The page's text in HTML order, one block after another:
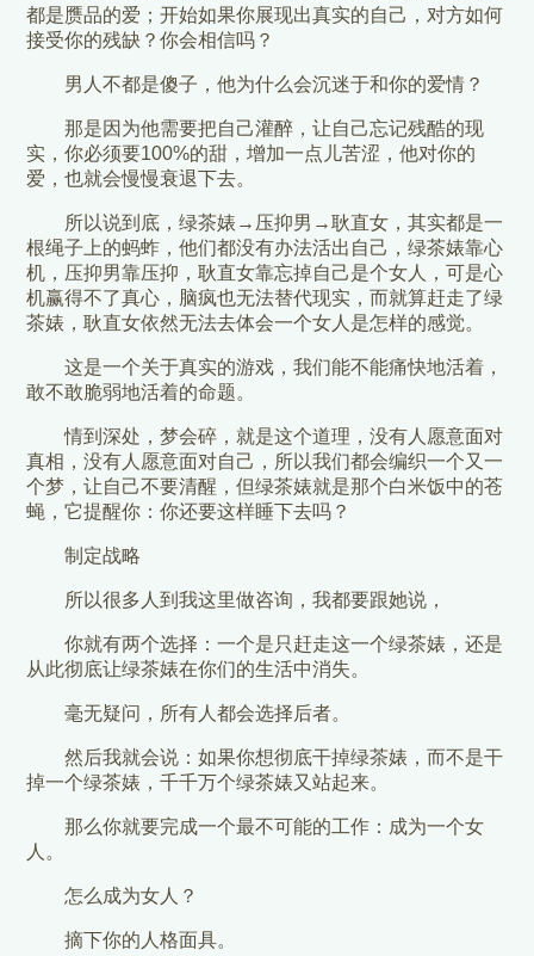
都是赝品的爱；开始如果你展现出真实的自己，对方如何
接受你的残缺？你会相信吗？
男人不都是傻子，他为什么会沉迷于和你的爱情？
那是因为他需要把自己灌醉，让自己忘记残酷的现
实，你必须要100%的甜，增加一点儿苦涩，他对你的
爱，也就会慢慢衰退下去。
所以说到底，绿茶婊→压抑男→耿直女，其实都是一
根绳子上的蚂蚱，他们都没有办法活出自己，绿茶婊靠心
机，压抑男靠压抑，耿直女靠忘掉自己是个女人，可是心
机赢得不了真心，脑疯也无法替代现实，而就算赶走了绿
茶婊，耿直女依然无法去体会一个女人是怎样的感觉。
这是一个关于真实的游戏，我们能不能痛快地活着，
敢不敢脆弱地活着的命题。
情到深处，梦会碎，就是这个道理，没有人愿意面对
真相，没有人愿意面对自己，所以我们都会编织一个又一
个梦，让自己不要清醒，但绿茶婊就是那个白米饭中的苍
蝇，它提醒你：你还要这样睡下去吗？
制定战略
所以很多人到我这里做咨询，我都要跟她说，
你就有两个选择：一个是只赶走这一个绿茶婊，还是
从此彻底让绿茶婊在你们的生活中消失。
毫无疑问，所有人都会选择后者。
然后我就会说：如果你想彻底干掉绿茶婊，而不是干
掉一个绿茶婊，千千万个绿茶婊又站起来。
那么你就要完成一个最不可能的工作：成为一个女
人。
怎么成为女人？
摘下你的人格面具。